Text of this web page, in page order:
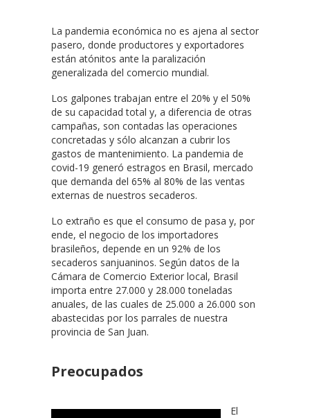
La pandemia económica no es ajena al sector
pasero, donde productores y exportadores
están atónitos ante la paralización
generalizada del comercio mundial.
Los galpones trabajan entre el 20% y el 50%
de su capacidad total y, a diferencia de otras
campañas, son contadas las operaciones
concretadas y sólo alcanzan a cubrir los
gastos de mantenimiento. La pandemia de
covid-19 generó estragos en Brasil, mercado
que demanda del 65% al 80% de las ventas
externas de nuestros secaderos.
Lo extraño es que el consumo de pasa y, por
ende, el negocio de los importadores
brasileños, depende en un 92% de los
secaderos sanjuaninos. Según datos de la
Cámara de Comercio Exterior local, Brasil
importa entre 27.000 y 28.000 toneladas
anuales, de las cuales de 25.000 a 26.000 son
abastecidas por los parrales de nuestra
provincia de San Juan.
Preocupados
El